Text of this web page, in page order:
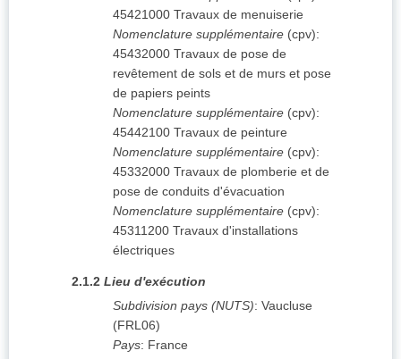
45421000 Travaux de menuiserie
Nomenclature supplémentaire (cpv):
45432000 Travaux de pose de
revêtement de sols et de murs et pose
de papiers peints
Nomenclature supplémentaire (cpv):
45442100 Travaux de peinture
Nomenclature supplémentaire (cpv):
45332000 Travaux de plomberie et de
pose de conduits d'évacuation
Nomenclature supplémentaire (cpv):
45311200 Travaux d'installations
électriques
2.1.2 Lieu d'exécution
Subdivision pays (NUTS): Vaucluse
(FRL06)
Pays: France